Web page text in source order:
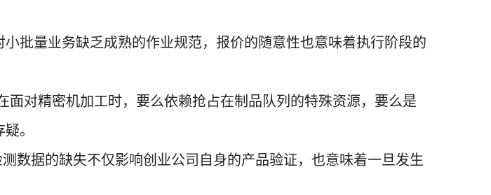
批量业务缺乏成熟的作业规范，报价的随意性也意味着执行阶段的
面对精密机加工时，要么依赖抢占在制品队列的特殊资源，要么是
。
数据的缺失不仅影响创业公司自身的产品验证，也意味着一旦发生